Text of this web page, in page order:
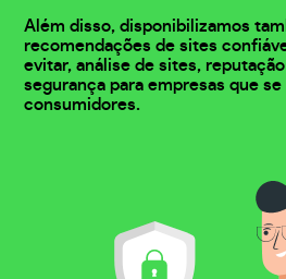
Além disso, disponibilizamos
recomendações de sites
evitar, análise de sites,
segurança para empresas que
consumidores.